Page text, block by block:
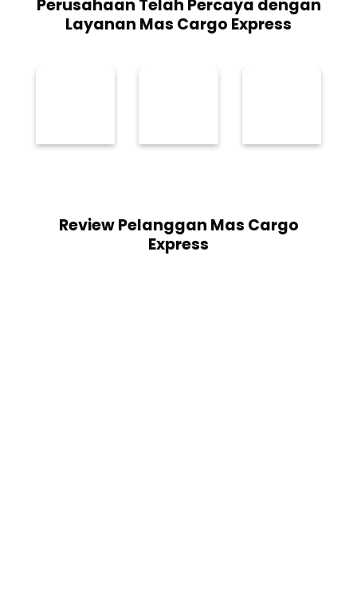
Perusahaan Telah Percaya dengan
Layanan Mas Cargo Express
Review Pelanggan Mas Cargo
Express